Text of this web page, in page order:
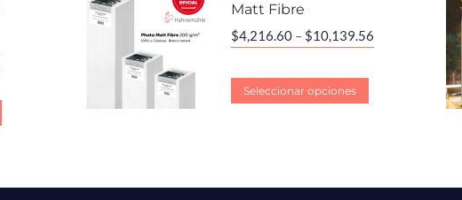
Matt Fibre
$4,216.60– $10,139.56
Seleccionar opciones